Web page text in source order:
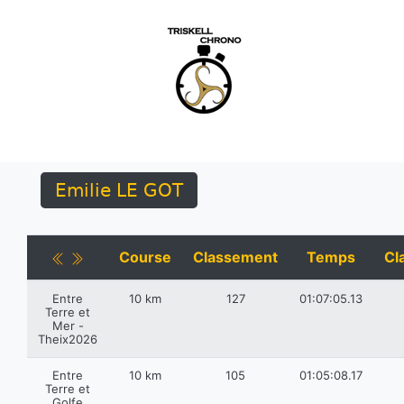
Emilie LE GOT
Course Classement Temps
Entre
Terre et
Mer -
Theix2026
10 km 127 01:07:05.13
Entre
Terre et
10 km 105 01:05:08.17